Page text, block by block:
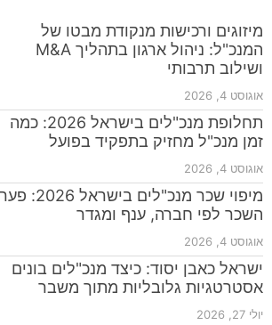
מיזוגים ורכישות מנקודת מבטו של
המנכ"ל: ניהול ארגון בתהליך M&A
ושילוב תרבותי
אוגוסט 4, 2026
תחלופת מנכ"לים בישראל 2026: כמה
זמן מנכ"ל מחזיק בתפקיד בפועל
אוגוסט 4, 2026
מיפוי שכר מנכ"לים בישראל
השכר לפי חברה, ענף ומגדר
אוגוסט 4, 2026
ישראל כאבן יסוד: כיצד מנכ"לים בונים
אסטרטגיות גלובליות מתוך משבר
יולי 27, 2026